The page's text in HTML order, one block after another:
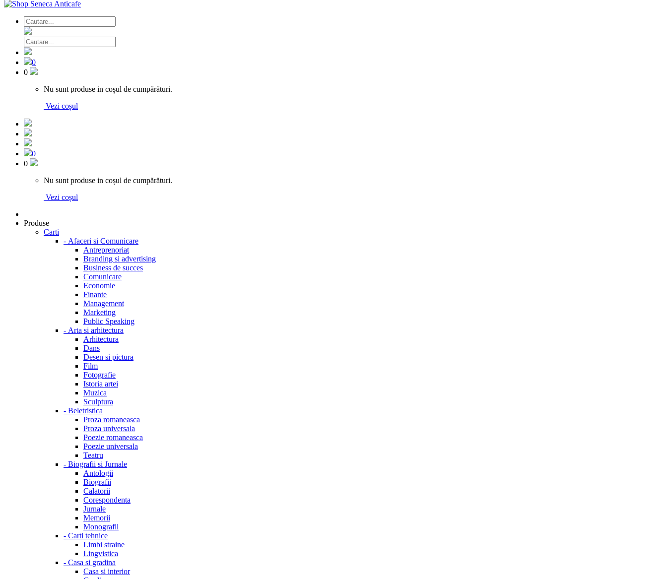
0
0
Nu sunt produse in coșul de cumpărături.
Vezi coșul
0
0
Nu sunt produse in coșul de cumpărături.
Vezi coșul
Produse
Carti
- Afaceri si Comunicare
Antreprenoriat
Branding si advertising
Business de succes
Comunicare
Economie
Finante
Management
Marketing
Public Speaking
- Arta si arhitectura
Arhitectura
Dans
Desen si pictura
Film
Fotografie
Istoria artei
Muzica
Sculptura
- Beletristica
Proza romaneasca
Proza universala
Poezie romaneasca
Poezie universala
Teatru
- Biografii si Jurnale
Antologii
Biografii
Calatorii
Corespondenta
Jurnale
Memorii
Monografii
- Carti tehnice
Limbi straine
Lingvistica
- Casa si gradina
Casa si interior